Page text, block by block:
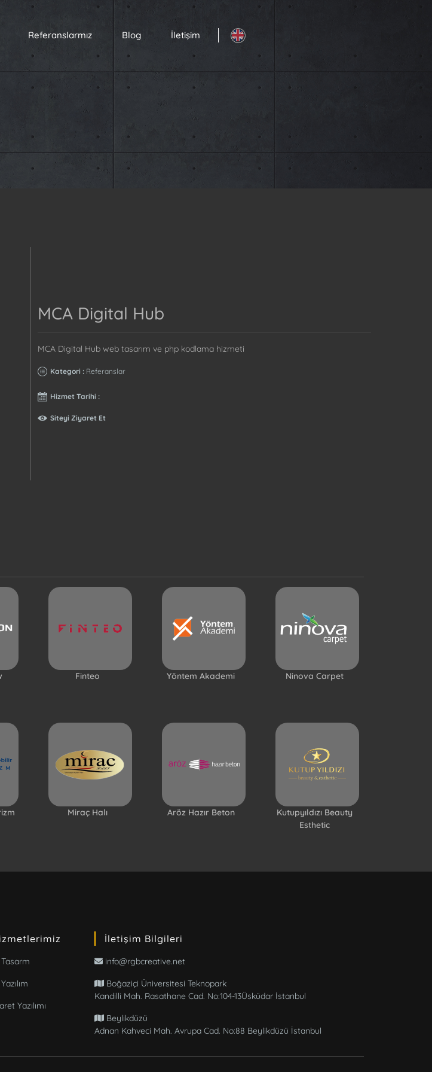
Referanslarmız Blog İletişim
MCA Digital Hub
MCA Digital Hub web tasarım ve php kodlama hizmeti
Kategori : Referanslar
Hizmet Tarihi :
Siteyi Ziyaret Et
Finteo Yöntem Akademi Ninova Carpet
Miraç Halı Aröz Hazır Beton
Kutupyıldızı Beauty
Esthetic
Yazılımı
İletişim Bilgileri
info@rgbcreative.net
Boğaziçi Üniversitesi Teknopark
Kandilli Mah. Rasathane Cad. No:104-13Üsküdar İstanbul
Beylikdüzü
Adnan Kahveci Mah. Avrupa Cad. No:88 Beylikdüzü İstanbul